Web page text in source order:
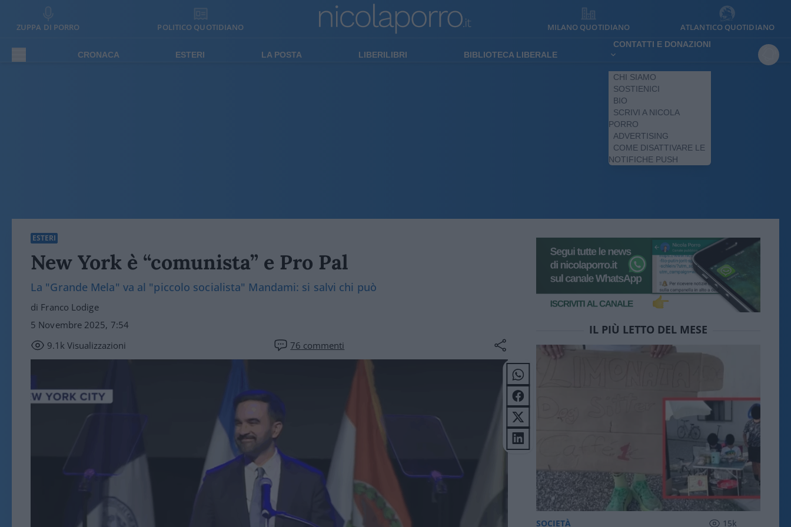
ZUPPA DI PORRO POLITICO QUOTIDIANO MILANO QUOTIDIANO ATLANTICO QUOTIDIANO
CRONACA ESTERI LA POSTA LIBERILIBRI BIBLIOTECA LIBERALE
CONTATTI E DONAZIONI
CHI SIAMO
SOSTIENICI
BIO
SCRIVI A NICOLA
PORRO
ADVERTISING
COME DISATTIVARE LE
NOTIFICHE PUSH
ESTERI
New York è “comunista” e Pro Pal
La "Grande Mela" va al "piccolo socialista" Mandami: si salvi chi può
di Franco Lodige
5 Novembre 2025, 7:54
9.1k Visualizzazioni 76 commenti
IL PIÙ LETTO DEL MESE
SOCIETÀ 15k